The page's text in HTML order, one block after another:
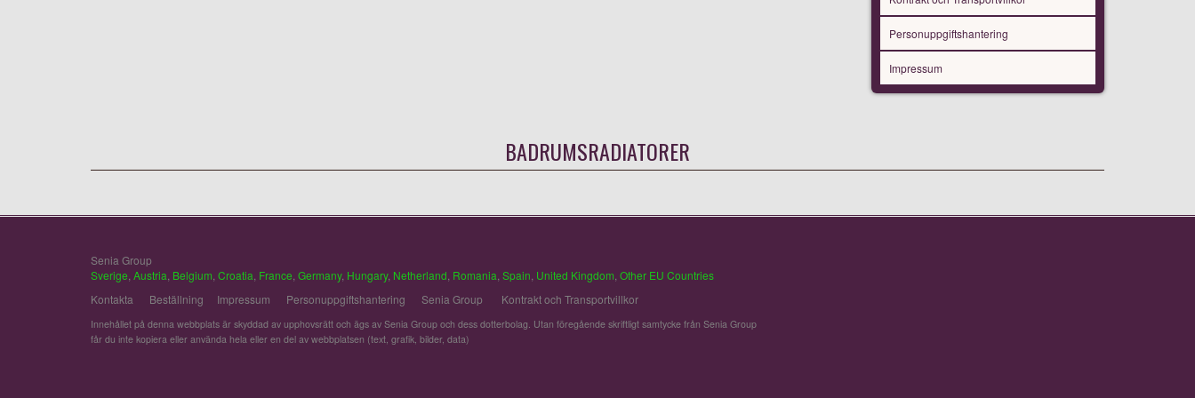
Personuppgiftshantering
Impressum
BADRUMSRADIATORER
Senia Group
Sverige Austria Belgium Croatia France Germany, Hungary, Netherland Romania Spain United Kingdom Other EU Countries
Kontakta
Beställning Impressum Personuppgiftshantering Senia Group Kontrakt och Transportvillkor
Innehållet på denna webbplats är skyddad av upphovsrätt och ägs av Senia Group och dess dotterbolag. Utan föregående skriftligt samtycke från Senia Group
får du inte kopiera eller använda hela eller en del av webbplatsen (text, grafik, bilder, data)